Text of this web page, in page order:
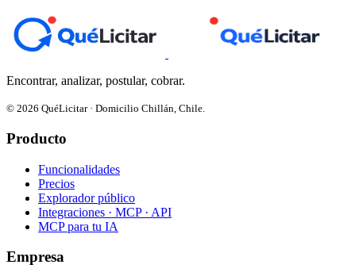
Encontrar, analizar, postular, cobrar.
© 2026 QuéLicitar · Domicilio Chillán, Chile.
Producto
Funcionalidades
Precios
Explorador público
Integraciones · MCP · API
MCP para tu IA
Empresa